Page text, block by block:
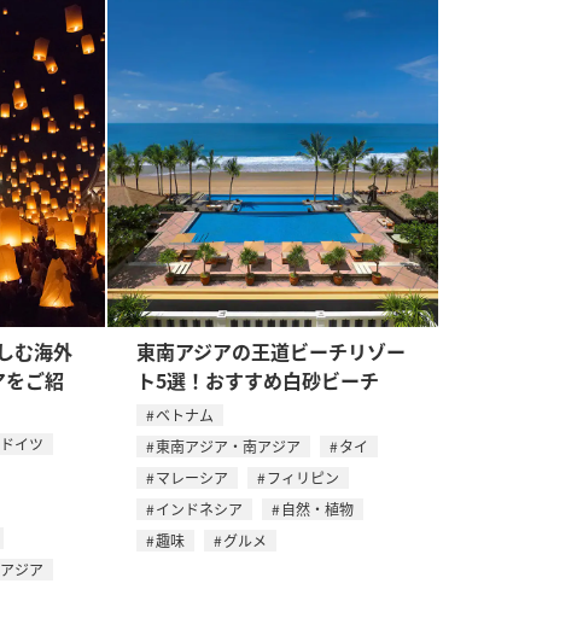
む海外
ご紹
ドイツ
ジア
東南アジアの王道ビーチリゾー
ト5選！おすすめ白砂ビーチ
ベトナム
東南アジア・南アジア
タイ
マレーシア
フィリピン
インドネシア
自然・植物
趣味
グルメ